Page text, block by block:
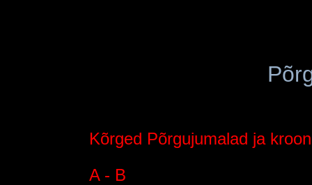
Kõrged Põrgujumalad ja
A - B